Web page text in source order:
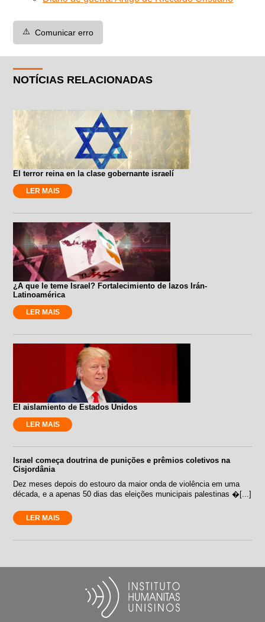
⚠️ Comunicar erro
NOTÍCIAS RELACIONADAS
El terror reina en la clase gobernante israelí
LER MAIS
¿A que le teme Israel? Fortalecimiento de lazos Irán-
Latinoamérica
LER MAIS
El aislamiento de Estados Unidos
LER MAIS
Israel começa doutrina de punições e prêmios coletivos na
Cisjordânia
Dez meses depois do estouro da maior onda de violência em uma
década, e a apenas 50 dias das eleições municipais palestinas �[...]
LER MAIS